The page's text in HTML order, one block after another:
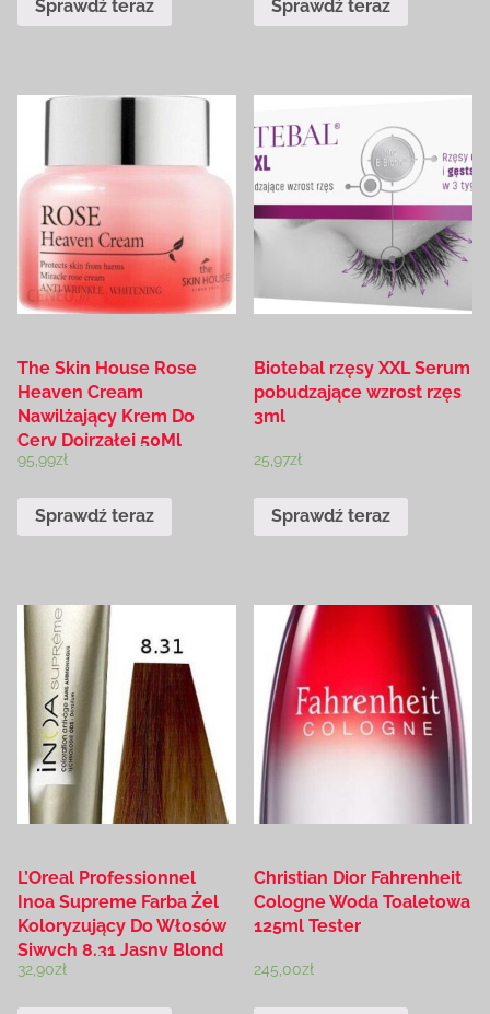
Sprawdź teraz Sprawdź teraz
The Skin House Rose
Heaven Cream
Nawilżający Krem Do
Cery Dojrzałej 50Ml
95,99zł
Sprawdź teraz
Biotebal rzęsy XXL Serum
pobudzające wzrost rzęs
3ml
25,97zł
Sprawdź teraz
L’Oreal Professionnel
Inoa Supreme Farba Żel
Koloryzujący Do Włosów
Siwych 8.31 Jasny Blond
Złocisto-Popielat 60 G
32,90zł
Christian Dior Fahrenheit
Cologne Woda Toaletowa
125ml Tester
245,00zł